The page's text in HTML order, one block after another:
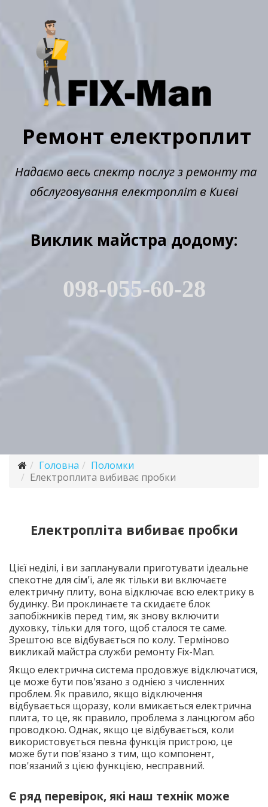
Ремонт електроплит
Надаємо весь спектр послуг з ремонту та
обслуговування електропліт в Києві
Виклик майстра додому:
098-055-60-28
Головна
Поломки
Електроплита вибиває пробки
Електропліта вибиває пробки
Цієї неділі, і ви запланували приготувати ідеальне
спекотне для сім'ї, але як тільки ви включаєте
електричну плиту, вона відключає всю електрику в
будинку. Ви проклинаєте та скидаєте блок
запобіжників перед тим, як знову включити
духовку, тільки для того, щоб сталося те саме.
Зрештою все відбувається по колу. Терміново
викликай майстра служби ремонту Fix-Man.
Якщо електрична система продовжує відключатися,
це може бути пов'язано з однією з численних
проблем. Як правило, якщо відключення
відбувається щоразу, коли вмикається електрична
плита, то це, як правило, проблема з ланцюгом або
проводкою. Однак, якщо це відбувається, коли
використовується певна функція пристрою, це
може бути пов'язано з тим, що компонент,
пов'язаний з цією функцією, несправний.
Є ряд перевірок, які наш технік може